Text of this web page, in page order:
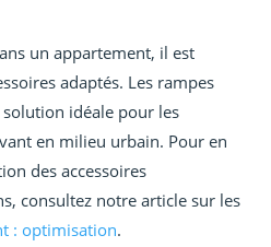
un appartement, il est
adaptés. Les rampes
idéale pour les
en milieu urbain. Pour en
des accessoires
consultez notre article sur les
: optimisation.